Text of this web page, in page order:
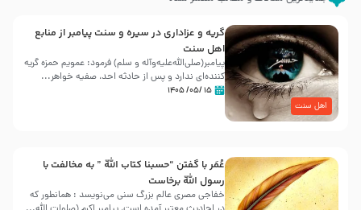
اهل سنت
گریه و عزاداری در سیره و سنت پیامبر از منابع
اهل سنت
پیامبر(صلی‌الله‌علیه‌وآله و سلم) فرمود: عمویم حمزه گریه
کننده‌ای ندارد و پس از حادثه احد، صفیه خواهر...
۱۵ /۰۵/ ۱۴۰۵
عُمَر با گفتن “حسبنا كتاب اللّه ” به مخالفت با
رسول اللّه برخاست
خفاجی مصری عالم بزرگ سنی می‌نویسد : همانطور که